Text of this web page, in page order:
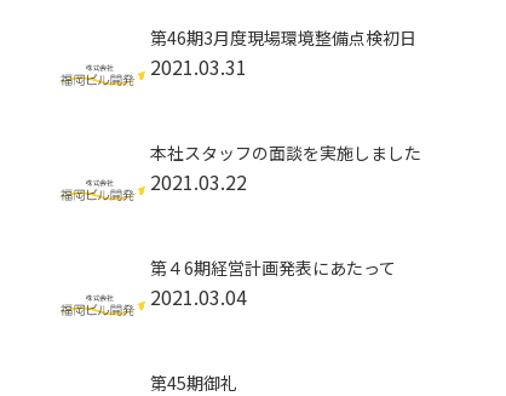
第46期3月度現場環境整備点検初日
2021.03.31
本社スタッフの面談を実施しました
2021.03.22
第４6期経営計画発表にあたって
2021.03.04
第45期御礼